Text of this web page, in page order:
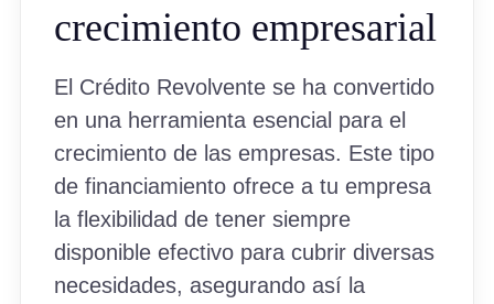
crecimiento empresarial
El Crédito Revolvente se ha convertido
en una herramienta esencial para el
crecimiento de las empresas. Este tipo
de financiamiento ofrece a tu empresa
la flexibilidad de tener siempre
disponible efectivo para cubrir diversas
necesidades, asegurando así la